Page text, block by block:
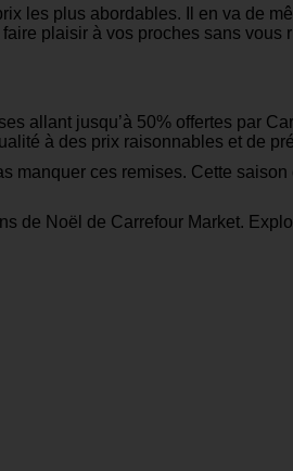
les plus abordables. Il en va de
plaisir à vos proches sans vous
allant jusqu’à 50% offertes par
à des prix raisonnables et de
ces remises. Cette
de Noël de Carrefour Market.